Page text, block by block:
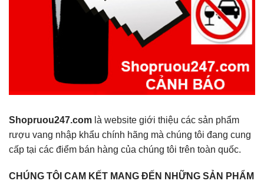
Shopruou247.com là website giới thiệu các sản phẩm
rượu vang nhập khẩu chính hãng mà chúng tôi đang cung
cấp tại các điểm bán hàng của chúng tôi trên toàn quốc.
CHÚNG TÔI CAM KẾT MANG ĐẾN NHỮNG SẢN PHẨM